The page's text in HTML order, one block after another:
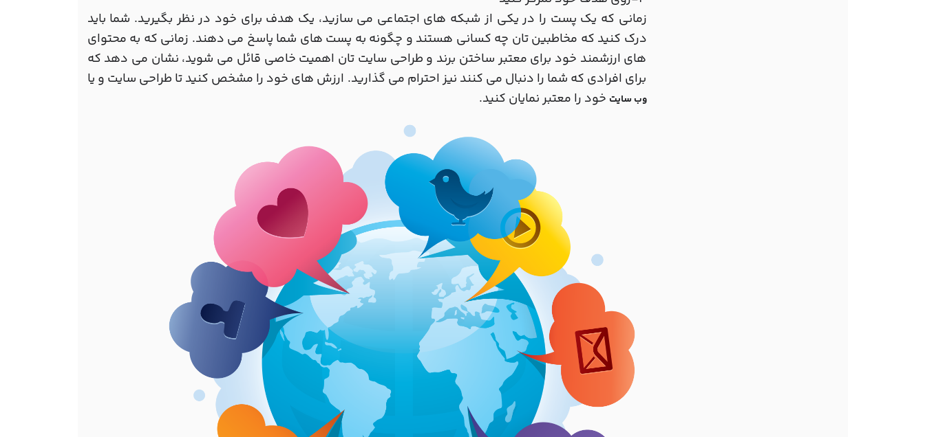
زمانی که یک پست را در یکی از شبکه های اجتماعی می سازید، یک هدف برای خود در نظر بگیرید. شما باید
درک کنید که مخاطبین تان چه کسانی هستند و چگونه به پست های شما پاسخ می دهند. زمانی که به محتوای
های ارزشمند خود برای معتبر ساختن برند و طراحی سایت تان اهمیت خاصی قائل می شوید، نشان می دهد که
برای افرادی که شما را دنبال می کنند نیز احترام می گذارید. ارزش های خود را مشخص کنید تا طراحی سایت و یا
وب سایت خود را معتبر نمایان کنید.